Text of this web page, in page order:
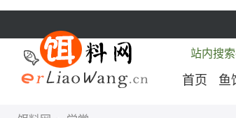
站内搜
首页 鱼